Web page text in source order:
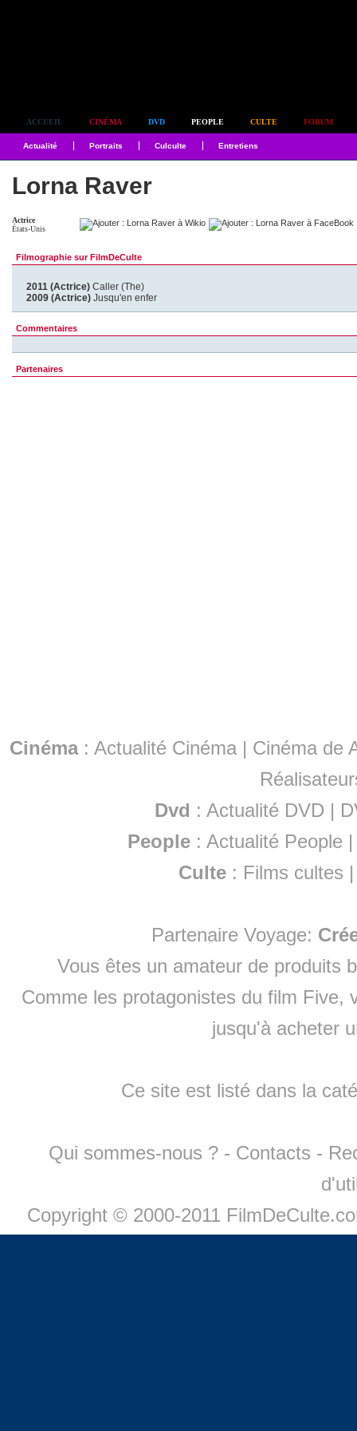
ACCUEIL CINÉMA DVD PEOPLE CULTE FORUM
Actualité Portraits Culculte Entretiens
Lorna Raver
Actrice
États-Unis
Filmographie sur FilmDeCulte
2011 (Actrice) Caller (The)
2009 (Actrice) Jusqu'en enfer
Commentaires
Partenaires
Cinéma: Actualité Cinéma | Cinéma de
Dvd : Actualité DVD |
People :Actualité People
Culte : Films cultes
Partenaire Voyage:
Vous êtes un amateur de produits
Comme les protagonistes du film Five,
jusqu'à acheter
Ce site est listé dans la
Qui sommes-nous ? - Contacts -
Copyright © 2000-2011